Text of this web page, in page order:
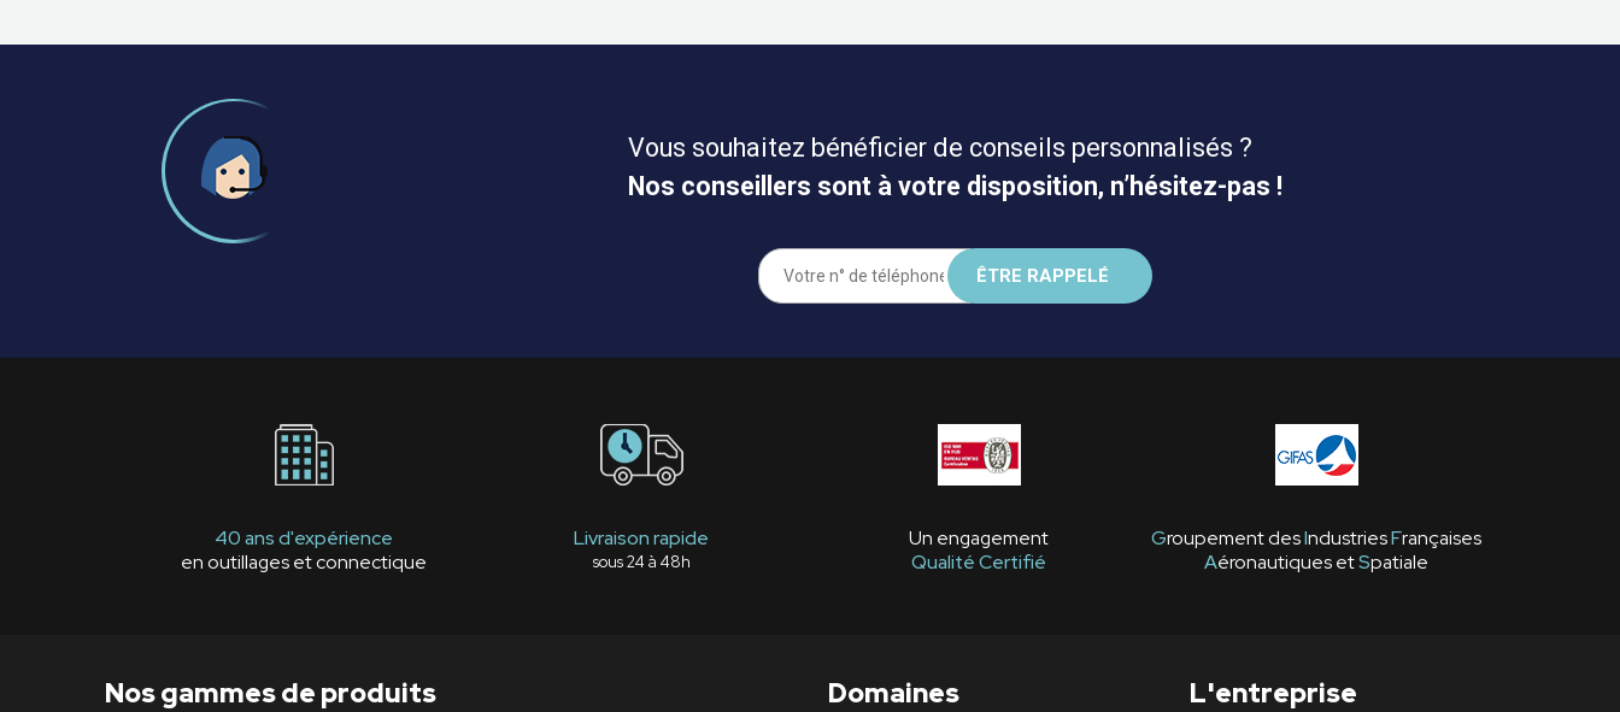
Vous souhaitez bénéficier de conseils personnalisés ?
Nos conseillers sont à votre disposition, n’hésitez-pas !
40 ans d'expérience
en outillages et connectique
Livraison rapide
sous 24 à 48h
Un engagement
Qualité Certifié
Groupement desIndustriesFrançaises
Aéronautiques etSpatiale
Nos gammes de produits Domaines L'entreprise